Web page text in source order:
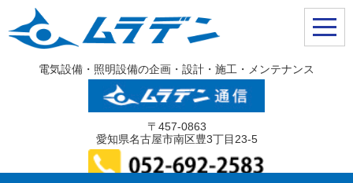
電気設備・照明設備の企画・設計・施工・メンテナンス
〒457-0863
愛知県名古屋市南区豊3丁目23-5